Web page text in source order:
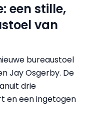
een stille,
van
bureaustoel
Jay Osgerby. De
drie
en een ingetogen